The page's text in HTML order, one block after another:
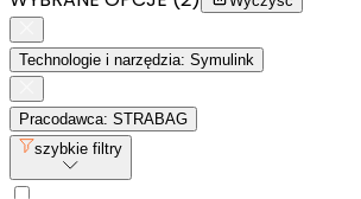
Technologie i narzędzia: Symulink
Pracodawca: STRABAG
szybkie filtry